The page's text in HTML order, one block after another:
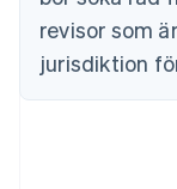
revisor som
jurisdiktion
简体中文English
EnglishSvenska
Frankrike